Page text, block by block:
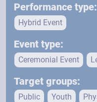
Performance type:
Hybrid Event
Event type:
Ceremonial Event
Target groups:
Public Youth